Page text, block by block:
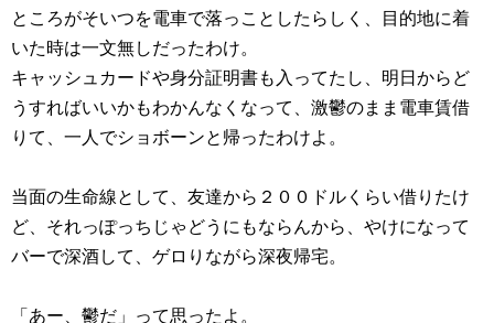
ところがそいつを電車で落っことしたらしく、目的地に着
いた時は一文無しだったわけ。
キャッシュカードや身分証明書も入ってたし、明日からど
うすればいいかもわかんなくなって、激鬱のまま電車賃借
りて、一人でショボーンと帰ったわけよ。
当面の生命線として、友達から２００ドルくらい借りたけ
ど、それっぽっちじゃどうにもならんから、やけになって
バーで深酒して、ゲロりながら深夜帰宅。
「あー、鬱だ」って思ったよ。